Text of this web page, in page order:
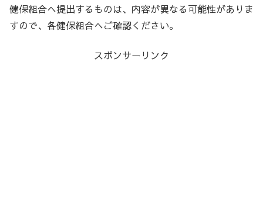
健保組合へ提出するものは、内容が異なる可能性がありま
すので、各健保組合へご確認ください。
スポンサーリンク